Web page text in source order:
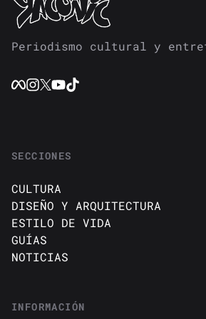
Periodismo cultural y
SECCIONES
CULTURA
DISEÑO Y ARQUITECTURA
ESTILO DE VIDA
GUÍAS
NOTICIAS
INFORMACIÓN